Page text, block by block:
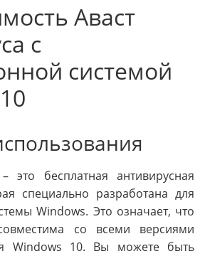
Аваст
с
системой
это бесплатная антивирусная
специально разработана для
Windows. Это означает, что
со всеми версиями
Windows 10. Вы можете быть